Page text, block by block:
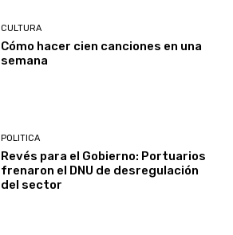
CULTURA
Cómo hacer cien canciones en una
semana
POLITICA
Revés para el Gobierno: Portuarios
frenaron el DNU de desregulación
del sector